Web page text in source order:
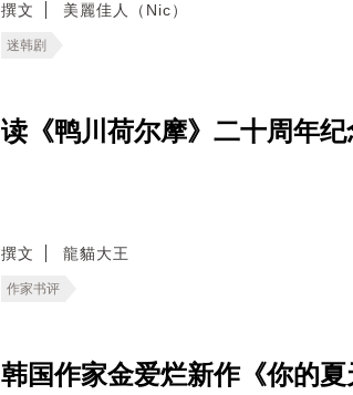
撰文 美麗佳人（Nic）
迷韩剧
读《鸭川荷尔摩》二十周年
撰文 龍貓大王
作家书评
韩国作家金爱烂新作《你的